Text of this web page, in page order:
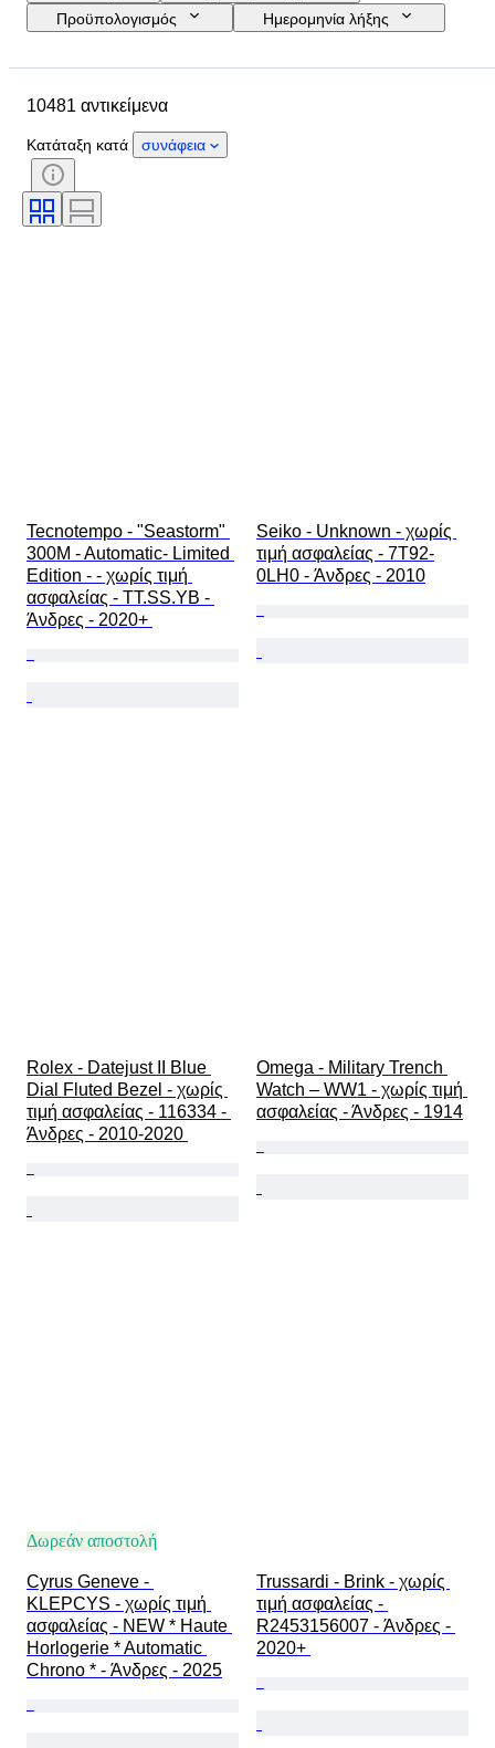
Προϋπολογισμός
Ημερομηνία λήξης
Λουράκι ρολογιού - μήκος
Country of origin
Φύλο
Κατάσταση
Πιστοποίηση
Γλώσσα
10481 αντικείμενα
Κατάταξη κατά συνάφεια
Tecnotempo - "Seastorm"
300M - Automatic- Limited
Edition - - χωρίς τιμή
ασφαλείας - TT.SS.YB -
Άνδρες - 2020+
Seiko - Unknown - χωρίς
τιμή ασφαλείας - 7T92-
0LH0 - Άνδρες - 2010
Rolex - Datejust II Blue
Dial Fluted Bezel - χωρίς
τιμή ασφαλείας - 116334 -
Άνδρες - 2010-2020
Omega - Military Trench
Watch – WW1 - χωρίς τιμή
ασφαλείας - Άνδρες - 1914
Δωρεάν αποστολή
Cyrus Geneve -
KLEPCYS - χωρίς τιμή
ασφαλείας - NEW * Haute
Horlogerie * Automatic
Chrono * - Άνδρες - 2025
Trussardi - Brink - χωρίς
τιμή ασφαλείας -
R2453156007 - Άνδρες -
2020+